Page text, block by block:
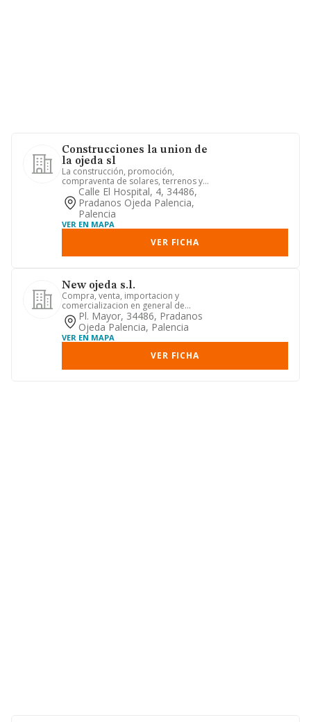
Construcciones la union de
la ojeda sl
La construcción, promoción,
compraventa de solares, terrenos y
toda clasede edificaciones. la ejecu...
Calle El Hospital, 4, 34486,
Pradanos Ojeda Palencia,
Palencia
VER EN MAPA
VER FICHA
New ojeda s.l.
Compra, venta, importacion y
comercializacion en general de
calzado de lujo y deportivo.
Pl. Mayor, 34486, Pradanos
Ojeda Palencia, Palencia
VER EN MAPA
VER FICHA